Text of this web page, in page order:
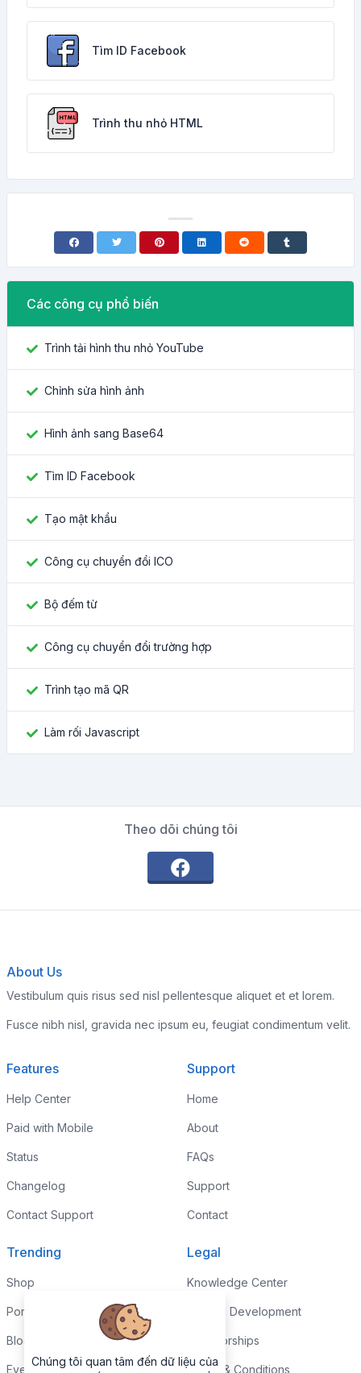
Tìm ID Facebook
Trình thu nhỏ HTML
Các công cụ phổ biến
Trình tải hình thu nhỏ YouTube
Chỉnh sửa hình ảnh
Hình ảnh sang Base64
Tìm ID Facebook
Tạo mật khẩu
Công cụ chuyển đổi ICO
Bộ đếm từ
Công cụ chuyển đổi trường hợp
Trình tạo mã QR
Làm rối Javascript
Theo dõi chúng tôi
About Us
Vestibulum quis risus sed nisl pellentesque aliquet et et lorem.
Fusce nibh nisl, gravida nec ipsum eu, feugiat condimentum velit.
Features
Help Center
Paid with Mobile
Status
Changelog
Contact Support
Support
Home
About
FAQs
Support
Contact
Trending
Shop
Portfolio
Blog
Events
Legal
Knowledge Center
Custom Development
Sponsorships
Terms & Conditions
Chúng tôi quan tâm đến dữ liệu của